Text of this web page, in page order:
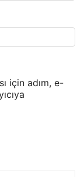
için adım, e-